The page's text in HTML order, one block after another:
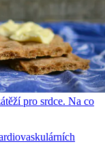
pro srdce. Na co